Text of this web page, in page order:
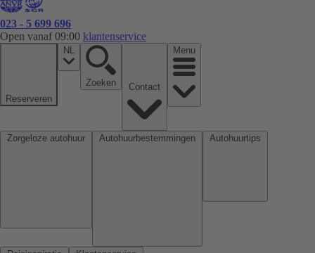
023 - 5 699 696
Open vanaf 09:00 klantenservice
Reserveren
NL
Zoeken
Menu